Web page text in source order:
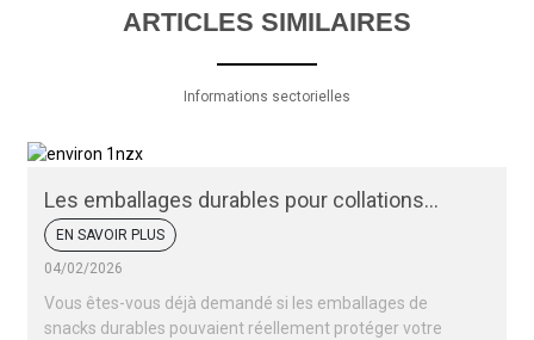
ARTICLES SIMILAIRES
Informations sectorielles
Les emballages durables pour collations
peuvent-ils protéger vos produits ?
EN SAVOIR PLUS
04/02/2026
Vous êtes-vous déjà demandé si les emballages de
snacks durables pouvaient réellement protéger votre